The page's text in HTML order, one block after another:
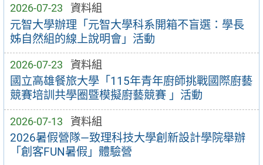
2026-07-23 資料組
元智大學辦理「元智大學科系開箱不盲選：學長
姊自然組的線上說明會」活動
2026-07-23 資料組
國立高雄餐旅大學「115年青年廚師挑戰國際廚藝
競賽培訓共學圈暨模擬廚藝競賽 」活動
2026-07-13 資料組
2026暑假營隊—致理科技大學創新設計學院舉辦
「創客FUN暑假」體驗營